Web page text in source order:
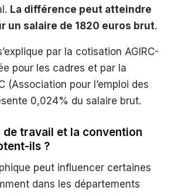
La différence peut atteindre
un salaire de 1820 euros brut.
par la cotisation AGIRC-
pour les cadres et par la
(Association pour l’emploi des
0,024% du salaire brut.
de travail et la convention
ils ?
peut influencer certaines
dans les départements